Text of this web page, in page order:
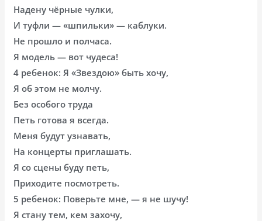
Надену чёрные чулки,
И туфли — «шпильки» — каблуки.
Не прошло и полчаса.
Я модель — вот чудеса!
4 ребенок: Я «Звездою» быть хочу,
Я об этом не молчу.
Без особого труда
Петь готова я всегда.
Меня будут узнавать,
На концерты приглашать.
Я со сцены буду петь,
Приходите посмотреть.
5 ребенок: Поверьте мне, — я не шучу!
Я стану тем, кем захочу,